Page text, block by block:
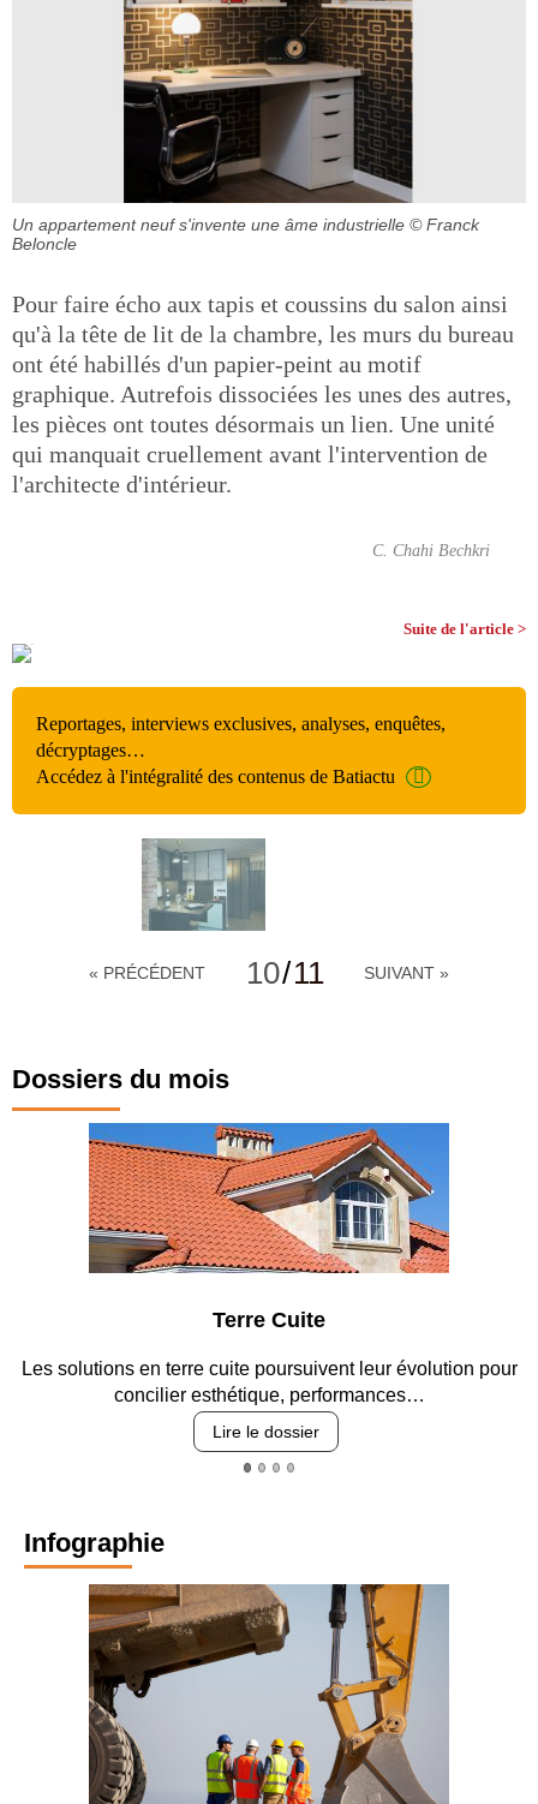
Un appartement neuf s'invente une âme industrielle © Franck
Beloncle
Pour faire écho aux tapis et coussins du salon ainsi
qu'à la tête de lit de la chambre, les murs du bureau
ont été habillés d'un papier-peint au motif
graphique. Autrefois dissociées les unes des autres,
les pièces ont toutes désormais un lien. Une unité
qui manquait cruellement avant l'intervention de
l'architecte d'intérieur.
C. Chahi Bechkri
Suite de l'article >
Reportages, interviews exclusives, analyses, enquêtes,
décryptages…
Accédez à l'intégralité des contenus de Batiactu
« PRÉCÉDENT 10/11 SUIVANT »
Dossiers du mois
Terre Cuite
Les solutions en terre cuite poursuivent leur évolution pour
concilier esthétique, performances…
Lire le dossier
Infographie